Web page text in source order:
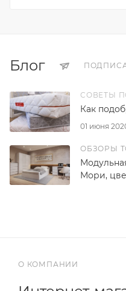
Блог
СОВЕТЫ
01 июня
Как
ОБЗОРЫ
Мори,
О КОМПАНИИ